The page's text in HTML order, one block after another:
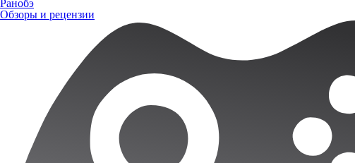
Ранобэ
Обзоры и рецензии